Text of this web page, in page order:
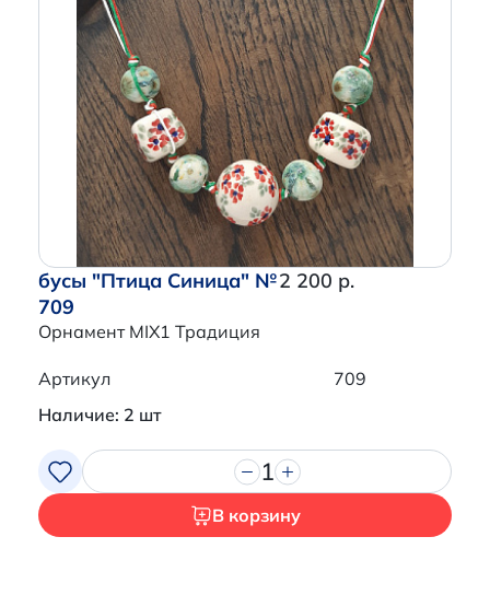
бусы "Птица Синица" №
709
Орнамент MIX1 Традиция
2 200 р.
Артикул
709
Наличие: 2 шт
1
В корзину